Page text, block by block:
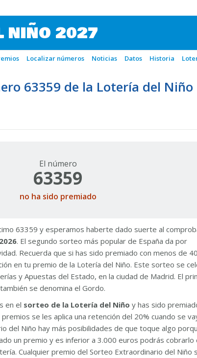
NIÑO 2027
Localizar números Noticias Datos Historia
63359 de la Lotería del Niño
El número
63359
no ha sido premiado
63359 y esperamos haberte dado suerte al
. El segundo sorteo más popular de España da por
Recuerda que si has sido premiado con menos de
en tu premio de la Lotería del Niño. Este sorteo se
y Apuestas del Estado, en la ciudad de Madrid. El
se denomina el Gordo.
en el sorteo de la Lotería del Niño y has sido
se les aplica una retención del 20% cuando se
del Niño hay más posibilidades de que toque algo
un premio y es inferior a 3.000 euros podrás cobrarlo
Cualquier premio del Sorteo Extraordinario del Niño